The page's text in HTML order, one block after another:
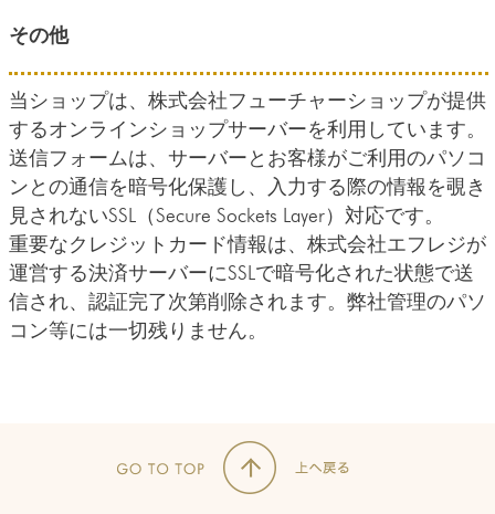
その他
当ショップは、株式会社フューチャーショップが提供
するオンラインショップサーバーを利用しています。
送信フォームは、サーバーとお客様がご利用のパソコ
ンとの通信を暗号化保護し、入力する際の情報を覗き
見されないSSL（Secure Sockets Layer）対応です。
重要なクレジットカード情報は、株式会社エフレジが
運営する決済サーバーにSSLで暗号化された状態で送
信され、認証完了次第削除されます。弊社管理のパソ
コン等には一切残りません。